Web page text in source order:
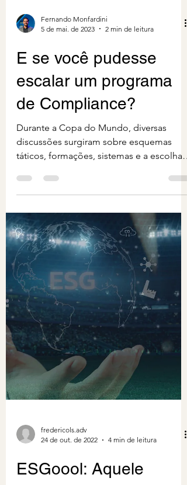
E se você pudesse
escalar um programa
de Compliance?
Durante a Copa do Mundo, diversas
discussões surgiram sobre esquemas
24 de out. de 2022
4 min de leitura